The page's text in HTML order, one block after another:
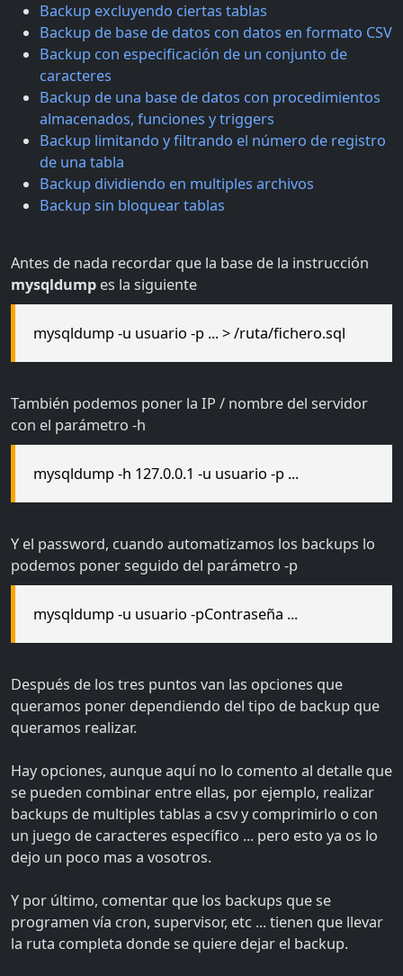
Backup excluyendo ciertas tablas
Backup de base de datos con datos en formato CSV
Backup con especificación de un conjunto de
caracteres
Backup de una base de datos con procedimientos
almacenados, funciones y triggers
Backup limitando y filtrando el número de registro
de una tabla
Backup dividiendo en multiples archivos
Backup sin bloquear tablas
Antes de nada recordar que la base de la instrucción
mysqldump es la siguiente
mysqldump -u usuario -p ... > /ruta/fichero.sql
También podemos poner la IP / nombre del servidor
con el parámetro -h
mysqldump -h 127.0.0.1 -u usuario -p ...
Y el password, cuando automatizamos los backups lo
podemos poner seguido del parámetro -p
mysqldump -u usuario -pContraseña ...
Después de los tres puntos van las opciones que
queramos poner dependiendo del tipo de backup que
queramos realizar.
Hay opciones, aunque aquí no lo comento al detalle que
se pueden combinar entre ellas, por ejemplo, realizar
backups de multiples tablas a csv y comprimirlo o con
un juego de caracteres específico ... pero esto ya os lo
dejo un poco mas a vosotros.
Y por último, comentar que los backups que se
programen vía cron, supervisor, etc ... tienen que llevar
la ruta completa donde se quiere dejar el backup.